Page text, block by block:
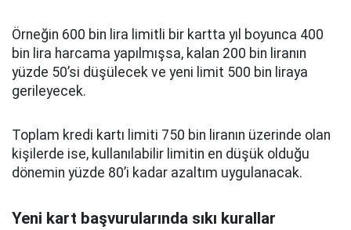
Örneğin 600 bin lira limitli bir kartta yıl boyunca 400
bin lira harcama yapılmışsa, kalan 200 bin liranın
yüzde 50’si düşülecek ve yeni limit 500 bin liraya
gerileyecek.
Toplam kredi kartı limiti 750 bin liranın üzerinde olan
kişilerde ise, kullanılabilir limitin en düşük olduğu
dönemin yüzde 80’i kadar azaltım uygulanacak.
Yeni kart başvurularında sıkı kurallar